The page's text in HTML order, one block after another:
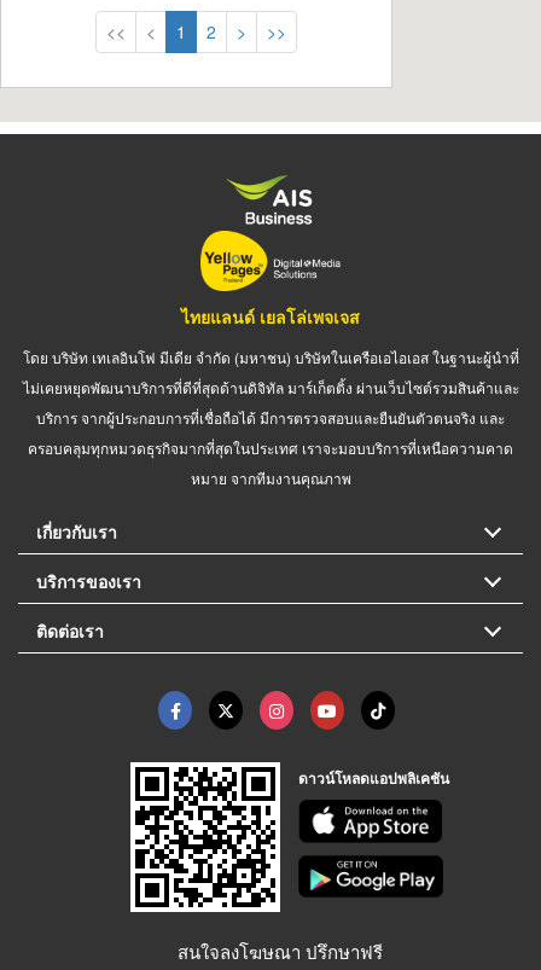
<< < 1 2 > >>
ไทยแลนด์ เยลโล่เพจเจส
โดย บริษัท เทเลอินโฟ มีเดีย จำกัด (มหาชน) บริษัทในเครือเอไอเอส ในฐานะผู้นำที่
ไม่เคยหยุดพัฒนาบริการที่ดีที่สุดด้านดิจิทัล มาร์เก็ตติ้ง ผ่านเว็บไซต์รวมสินค้าและ
บริการ จากผู้ประกอบการที่เชื่อถือได้ มีการตรวจสอบและยืนยันตัวตนจริง และ
ครอบคลุมทุกหมวดธุรกิจมากที่สุดในประเทศ เราจะมอบบริการที่เหนือความคาด
หมาย จากทีมงานคุณภาพ
เกี่ยวกับเรา
บริการของเรา
ติดต่อเรา
ดาวน์โหลดแอปพลิเคชัน
สนใจลงโฆษณา ปรึกษาฟรี